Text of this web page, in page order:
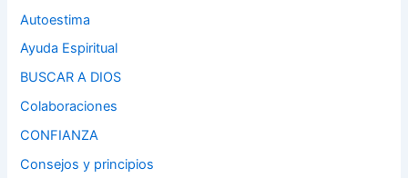
Autoestima
Ayuda Espiritual
BUSCAR A DIOS
Colaboraciones
CONFIANZA
Consejos y principios